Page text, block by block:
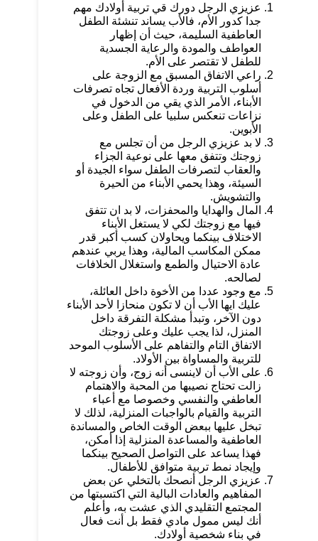
عزيزي الرجل دورك قي تربية أولادك مهم
جدا كدور الأم، فالأب يساند تنشئة الطفل
العاطفية السليمة، حيث أن إظهار
العواطف والمودة والرعاية الجسدية
للطفل لا تقتصر على الأم.
راعي الاتفاق المسبق مع الزوجة على
أسلوب التربية وردة الأفعال تجاه تصرفات
الأبناء، الأمر الذي يقي من الدخول في
نزاعات تنعكس سلبيا على الطفل وعلى
الأبوين.
لا بد عزيزي الرجل من أن تجلس مع
زوجتك وتتفق معها على نوعية الجزاء
والعقاب لتصرفات الطفل سواء الجيدة أو
السيئة، وهذا يحمي الأبناء من الحيرة
والتشويش.
المال والهدايا والمحفزات، لا بد ان تتفق
فيها مع زوجتك لكي لا يستغل الأبناء
الاختلاف بينكما ويحاولان كسب أكبر قدر
ممكن المكاسب المالية، وهذا يربي عندهم
عادة الاحتيال والطمع واستغلال الخلافات
لصالحه.
مع وجود عددا من الأخوة داخل العائلة،
عليك ايها الأب أن لا تكون منحازا لأحد الأبناء
دون الآخر، وتبدأ مشكلة التفرقة داخل
المنزل، لذا يجب عليك وعلى زوجتك
الاتفاق التام والتفاهم على الأسلوب الموحد
للتربية والمساواة بين الأولاد.
على الأب أن لاينسى أنه زوج، وأن زوجته لا
زالت تحتاج نصيبها من المحبة والاهتمام
العاطفي والنفسي وخصوصا مع أعباء
التربية والقيام بالواجبات المنزلية، لذلك لا
تبخل عليها ببعض الوقت الخاص والمساندة
العاطفية والمساعدة المنزلية إذا أمكن،
فهذا يساعد على التواصل الصحيح بينكما
وإيجاد نمط تربية متوافق للأطفال.
عزيزي الرجل أنصحك بالتخلي عن بعض
المفاهيم والعادات البالية التي اكتسبتها من
المجتمع التقليدي الذي عشت به، وأعلم
أنك ليس ممول مادي فقط بل أنت فعال
في بناء شخصية أولادك.